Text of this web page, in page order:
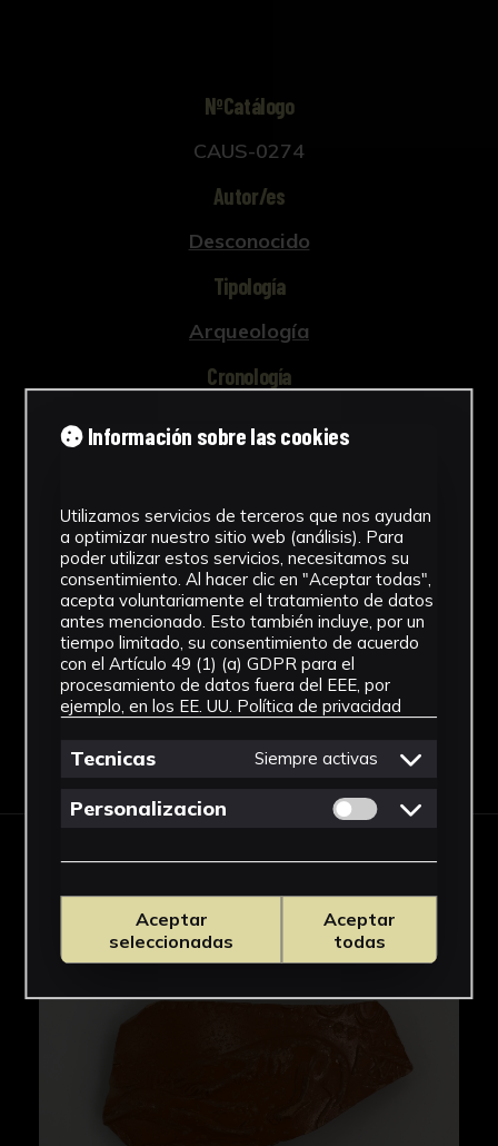
NºCatálogo
CAUS-0274
Autor/es
Desconocido
Tipología
Arqueología
Cronología
Época romana altoimperial
Arte romano
Técnica
Cerámica
Ver más
Descargar Ficha
Información sobre las cookies
Utilizamos servicios de terceros que nos ayudan
a optimizar nuestro sitio web (análisis). Para
poder utilizar estos servicios, necesitamos su
consentimiento. Al hacer clic en "Aceptar todas",
acepta voluntariamente el tratamiento de datos
antes mencionado. Esto también incluye, por un
tiempo limitado, su consentimiento de acuerdo
con el Artículo 49 (1) (a) GDPR para el
procesamiento de datos fuera del EEE, por
ejemplo, en los EE. UU. Política de privacidad
Tecnicas Siempre activas
Personalizacion Permitir cookies
Aceptar
seleccionadas
Aceptar
todas